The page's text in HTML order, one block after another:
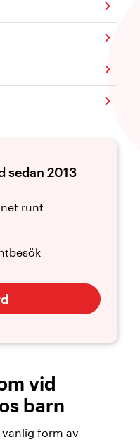
vid
barn
form av
sedan 2013
runt